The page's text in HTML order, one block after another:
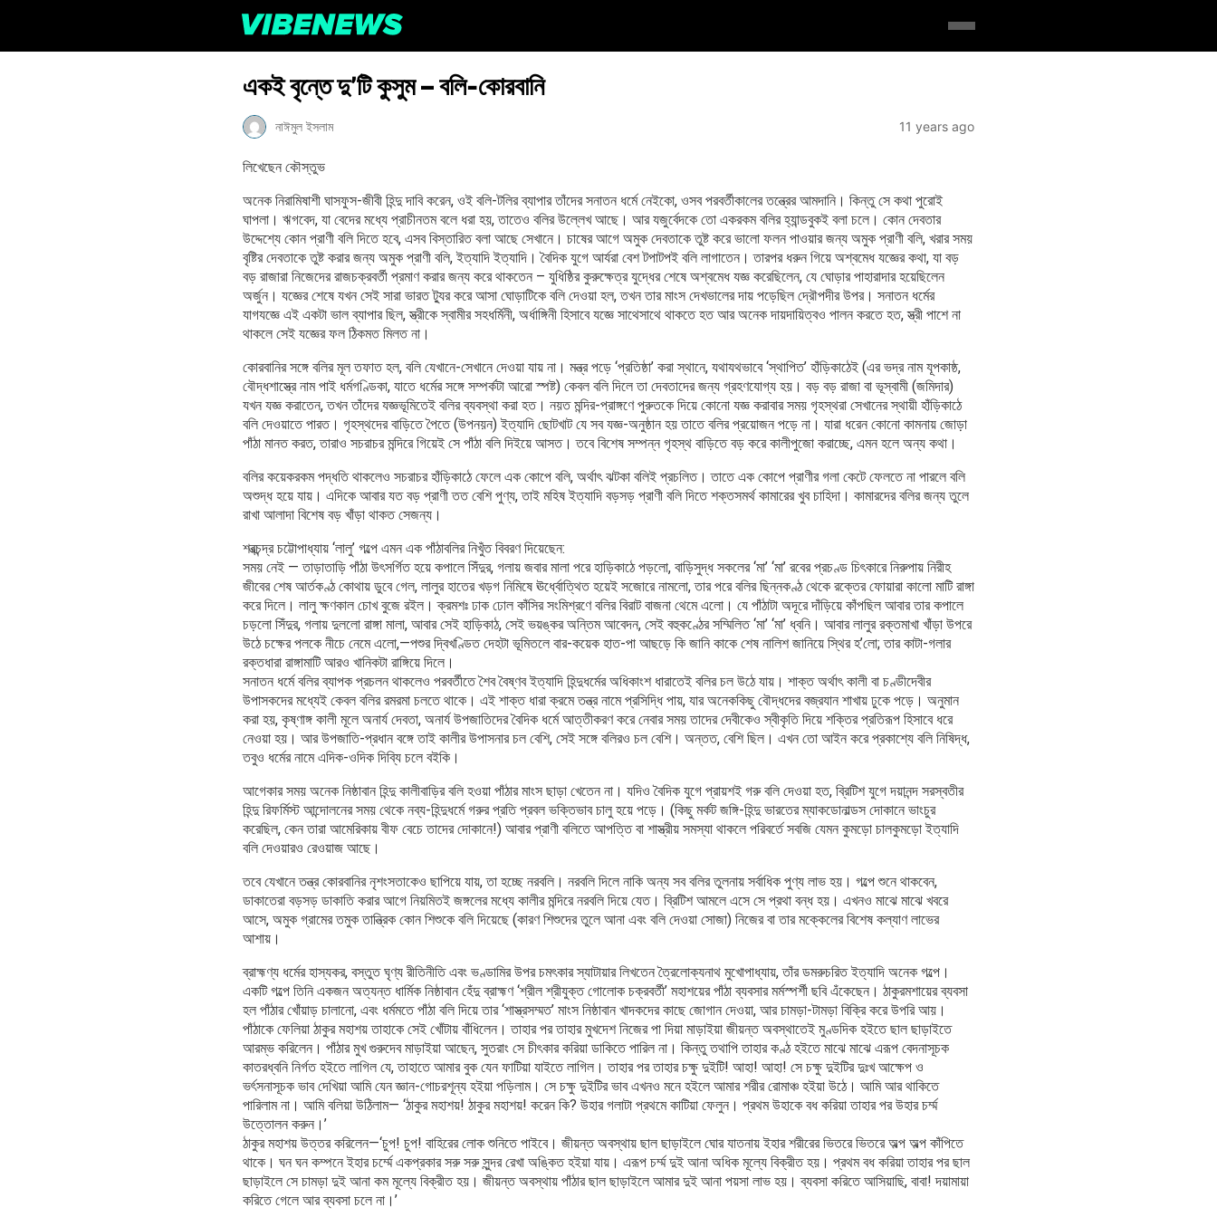
একই বৃন্তে দু’টি কুসুম – বলি-কোরবানি
নাঈমুল ইসলাম 11 years ago
লিখেছেন কৌস্তুভ
অনেক নিরামিষাশী ঘাসফুস-জীবী হিন্দু দাবি করেন, ওই বলি-টলির ব্যাপার তাঁদের সনাতন ধর্মে নেইকো, ওসব পরবর্তীকালের তন্ত্রের আমদানি। কিন্তু সে কথা পুরোই
ঘাপলা। ঋগবেদ, যা বেদের মধ্যে প্রাচীনতম বলে ধরা হয়, তাতেও বলির উল্লেখ আছে। আর যজুর্বেদকে তো একরকম বলির হ্যান্ডবুকই বলা চলে। কোন দেবতার
উদ্দেশ্যে কোন প্রাণী বলি দিতে হবে, এসব বিস্তারিত বলা আছে সেখানে। চাষের আগে অমুক দেবতাকে তুষ্ট করে ভালো ফলন পাওয়ার জন্য অমুক প্রাণী বলি, খরার সময়
বৃষ্টির দেবতাকে তুষ্ট করার জন্য অমুক প্রাণী বলি, ইত্যাদি ইত্যাদি। বৈদিক যুগে আর্যরা বেশ টপাটপই বলি লাগাতেন। তারপর ধরুন গিয়ে অশ্বমেধ যজ্ঞের কথা, যা বড়
বড় রাজারা নিজেদের রাজচক্রবর্তী প্রমাণ করার জন্য করে থাকতেন – যুধিষ্ঠির কুরুক্ষেত্র যুদ্ধের শেষে অশ্বমেধ যজ্ঞ করেছিলেন, যে ঘোড়ার পাহারাদার হয়েছিলেন
অর্জুন। যজ্ঞের শেষে যখন সেই সারা ভারত ট্যুর করে আসা ঘোড়াটিকে বলি দেওয়া হল, তখন তার মাংস দেখভালের দায় পড়েছিল দ্রৌপদীর উপর। সনাতন ধর্মের
যাগযজ্ঞে এই একটা ভাল ব্যাপার ছিল, স্ত্রীকে স্বামীর সহধর্মিনী, অর্ধাঙ্গিনী হিসাবে যজ্ঞে সাথেসাথে থাকতে হত আর অনেক দায়দায়িত্বও পালন করতে হত, স্ত্রী পাশে না
থাকলে সেই যজ্ঞের ফল ঠিকমত মিলত না।
কোরবানির সঙ্গে বলির মূল তফাত হল, বলি যেখানে-সেখানে দেওয়া যায় না। মন্ত্র পড়ে ‘প্রতিষ্ঠা’ করা স্থানে, যথাযথভাবে ‘স্থাপিত’ হাঁড়িকাঠেই (এর ভদ্র নাম যূপকাষ্ঠ,
বৌদ্ধশাস্ত্রে নাম পাই ধর্মগণ্ডিকা, যাতে ধর্মের সঙ্গে সম্পর্কটা আরো স্পষ্ট) কেবল বলি দিলে তা দেবতাদের জন্য গ্রহণযোগ্য হয়। বড় বড় রাজা বা ভূস্বামী (জমিদার)
যখন যজ্ঞ করাতেন, তখন তাঁদের যজ্ঞভূমিতেই বলির ব্যবস্থা করা হত। নয়ত মন্দির-প্রাঙ্গণে পুরুতকে দিয়ে কোনো যজ্ঞ করাবার সময় গৃহস্থরা সেখানের স্থায়ী হাঁড়িকাঠে
বলি দেওয়াতে পারত। গৃহস্থদের বাড়িতে পৈতে (উপনয়ন) ইত্যাদি ছোটখাট যে সব যজ্ঞ-অনুষ্ঠান হয় তাতে বলির প্রয়োজন পড়ে না। যারা ধরেন কোনো কামনায় জোড়া
পাঁঠা মানত করত, তারাও সচরাচর মন্দিরে গিয়েই সে পাঁঠা বলি দিইয়ে আসত। তবে বিশেষ সম্পন্ন গৃহস্থ বাড়িতে বড় করে কালীপুজো করাচ্ছে, এমন হলে অন্য কথা।
বলির কয়েকরকম পদ্ধতি থাকলেও সচরাচর হাঁড়িকাঠে ফেলে এক কোপে বলি, অর্থাৎ ঝটকা বলিই প্রচলিত। তাতে এক কোপে প্রাণীর গলা কেটে ফেলতে না পারলে বলি
অশুদ্ধ হয়ে যায়। এদিকে আবার যত বড় প্রাণী তত বেশি পুণ্য, তাই মহিষ ইত্যাদি বড়সড় প্রাণী বলি দিতে শক্তসমর্থ কামারের খুব চাহিদা। কামারদের বলির জন্য তুলে
রাখা আলাদা বিশেষ বড় খাঁড়া থাকত সেজন্য।
শরত্চন্দ্র চট্টোপাধ্যায় ‘লালু’ গল্পে এমন এক পাঁঠাবলির নিখুঁত বিবরণ দিয়েছেন:
সময় নেই — তাড়াতাড়ি পাঁঠা উৎসর্গিত হয়ে কপালে সিঁদুর, গলায় জবার মালা পরে হাড়িকাঠে পড়লো, বাড়িসুদ্ধ সকলের ‘মা’ ‘মা’ রবের প্রচণ্ড চিৎকারে নিরুপায় নিরীহ
জীবের শেষ আর্তকণ্ঠ কোথায় ডুবে গেল, লালুর হাতের খড়গ নিমিষে ঊর্ধ্বোত্থিত হয়েই সজোরে নামলো, তার পরে বলির ছিন্নকণ্ঠ থেকে রক্তের ফোয়ারা কালো মাটি রাঙ্গা
করে দিলে। লালু ক্ষণকাল চোখ বুজে রইল। ক্রমশঃ ঢাক ঢোল কাঁসির সংমিশ্রণে বলির বিরাট বাজনা থেমে এলো। যে পাঁঠাটা অদূরে দাঁড়িয়ে কাঁপছিল আবার তার কপালে
চড়লো সিঁদুর, গলায় দুললো রাঙ্গা মালা, আবার সেই হাড়িকাঠ, সেই ভয়ঙ্কর অন্তিম আবেদন, সেই বহুকণ্ঠের সম্মিলিত ‘মা’ ‘মা’ ধ্বনি। আবার লালুর রক্তমাখা খাঁড়া উপরে
উঠে চক্ষের পলকে নীচে নেমে এলো,—পশুর দ্বিখণ্ডিত দেহটা ভূমিতলে বার-কয়েক হাত-পা আছড়ে কি জানি কাকে শেষ নালিশ জানিয়ে স্থির হ’লো; তার কাটা-গলার
রক্তধারা রাঙ্গামাটি আরও খানিকটা রাঙ্গিয়ে দিলে।
সনাতন ধর্মে বলির ব্যাপক প্রচলন থাকলেও পরবর্তীতে শৈব বৈষ্ণব ইত্যাদি হিন্দুধর্মের অধিকাংশ ধারাতেই বলির চল উঠে যায়। শাক্ত অর্থাৎ কালী বা চণ্ডীদেবীর
উপাসকদের মধ্যেই কেবল বলির রমরমা চলতে থাকে। এই শাক্ত ধারা ক্রমে তন্ত্র নামে প্রসিদ্ধি পায়, যার অনেককিছু বৌদ্ধদের বজ্রযান শাখায় ঢুকে পড়ে। অনুমান
করা হয়, কৃষ্ণাঙ্গ কালী মূলে অনার্য দেবতা, অনার্য উপজাতিদের বৈদিক ধর্মে আত্তীকরণ করে নেবার সময় তাদের দেবীকেও স্বীকৃতি দিয়ে শক্তির প্রতিরূপ হিসাবে ধরে
নেওয়া হয়। আর উপজাতি-প্রধান বঙ্গে তাই কালীর উপাসনার চল বেশি, সেই সঙ্গে বলিরও চল বেশি। অন্তত, বেশি ছিল। এখন তো আইন করে প্রকাশ্যে বলি নিষিদ্ধ,
তবুও ধর্মের নামে এদিক-ওদিক দিব্যি চলে বইকি।
আগেকার সময় অনেক নিষ্ঠাবান হিন্দু কালীবাড়ির বলি হওয়া পাঁঠার মাংস ছাড়া খেতেন না। যদিও বৈদিক যুগে প্রায়শই গরু বলি দেওয়া হত, ব্রিটিশ যুগে দয়ানন্দ সরস্বতীর
হিন্দু রিফর্মিস্ট আন্দোলনের সময় থেকে নব্য-হিন্দুধর্মে গরুর প্রতি প্রবল ভক্তিভাব চালু হয়ে পড়ে। (কিছু মর্কট জঙ্গি-হিন্দু ভারতের ম্যাকডোনাল্ডস দোকানে ভাংচুর
করেছিল, কেন তারা আমেরিকায় বীফ বেচে তাদের দোকানে!) আবার প্রাণী বলিতে আপত্তি বা শাস্ত্রীয় সমস্যা থাকলে পরিবর্তে সবজি যেমন কুমড়ো চালকুমড়ো ইত্যাদি
বলি দেওয়ারও রেওয়াজ আছে।
তবে যেখানে তন্ত্র কোরবানির নৃশংসতাকেও ছাপিয়ে যায়, তা হচ্ছে নরবলি। নরবলি দিলে নাকি অন্য সব বলির তুলনায় সর্বাধিক পুণ্য লাভ হয়। গল্পে শুনে থাকবেন,
ডাকাতেরা বড়সড় ডাকাতি করার আগে নিয়মিতই জঙ্গলের মধ্যে কালীর মন্দিরে নরবলি দিয়ে যেত। ব্রিটিশ আমলে এসে সে প্রথা বন্ধ হয়। এখনও মাঝে মাঝে খবরে
আসে, অমুক গ্রামের তমুক তান্ত্রিক কোন শিশুকে বলি দিয়েছে (কারণ শিশুদের তুলে আনা এবং বলি দেওয়া সোজা) নিজের বা তার মক্কেলের বিশেষ কল্যাণ লাভের
আশায়।
ব্রাহ্মণ্য ধর্মের হাস্যকর, বস্তুত ঘৃণ্য রীতিনীতি এবং ভণ্ডামির উপর চমৎকার স্যাটায়ার লিখতেন ত্রৈলোক্যনাথ মুখোপাধ্যায়, তাঁর ডমরুচরিত ইত্যাদি অনেক গল্পে।
একটি গল্পে তিনি একজন অত্যন্ত ধার্মিক নিষ্ঠাবান হেঁদু ব্রাহ্মণ ‘শ্রীল শ্রীযুক্ত গোলোক চক্রবর্তী’ মহাশয়ের পাঁঠা ব্যবসার মর্মস্পর্শী ছবি এঁকেছেন। ঠাকুরমশায়ের ব্যবসা
হল পাঁঠার খোঁয়াড় চালানো, এবং ধর্মমতে পাঁঠা বলি দিয়ে তার ‘শাস্ত্রসম্মত’ মাংস নিষ্ঠাবান খাদকদের কাছে জোগান দেওয়া, আর চামড়া-টামড়া বিক্রি করে উপরি আয়।
পাঁঠাকে ফেলিয়া ঠাকুর মহাশয় তাহাকে সেই খোঁটায় বাঁধিলেন। তাহার পর তাহার মুখদেশ নিজের পা দিয়া মাড়াইয়া জীয়ন্ত অবস্থাতেই মুণ্ডদিক হইতে ছাল ছাড়াইতে
আরম্ভ করিলেন। পাঁঠার মুখ গুরুদেব মাড়াইয়া আছেন, সুতরাং সে চীৎকার করিয়া ডাকিতে পারিল না। কিন্তু তথাপি তাহার কণ্ঠ হইতে মাঝে মাঝে এরূপ বেদনাসূচক
কাতরধ্বনি নির্গত হইতে লাগিল যে, তাহাতে আমার বুক যেন ফাটিয়া যাইতে লাগিল। তাহার পর তাহার চক্ষু দুইটি! আহা! আহা! সে চক্ষু দুইটির দুঃখ আক্ষেপ ও
ভর্ৎসনাসূচক ভাব দেখিয়া আমি যেন জ্ঞান-গোচরশূন্য হইয়া পড়িলাম। সে চক্ষু দুইটির ভাব এখনও মনে হইলে আমার শরীর রোমাঞ্চ হইয়া উঠে। আমি আর থাকিতে
পারিলাম না। আমি বলিয়া উঠিলাম— ‘ঠাকুর মহাশয়! ঠাকুর মহাশয়! করেন কি? উহার গলাটা প্রথমে কাটিয়া ফেলুন। প্রথম উহাকে বধ করিয়া তাহার পর উহার চর্ম্ম
উত্তোলন করুন।’
ঠাকুর মহাশয় উত্তর করিলেন—‘চুপ! চুপ! বাহিরের লোক শুনিতে পাইবে। জীয়ন্ত অবস্থায় ছাল ছাড়াইলে ঘোর যাতনায় ইহার শরীরের ভিতরে ভিতরে অল্প অল্প কাঁপিতে
থাকে। ঘন ঘন কম্পনে ইহার চর্ম্মে একপ্রকার সরু সরু সুন্দর রেখা অঙ্কিত হইয়া যায়। এরূপ চর্ম্ম দুই আনা অধিক মূল্যে বিক্রীত হয়। প্রথম বধ করিয়া তাহার পর ছাল
ছাড়াইলে সে চামড়া দুই আনা কম মূল্যে বিক্রীত হয়। জীয়ন্ত অবস্থায় পাঁঠার ছাল ছাড়াইলে আমার দুই আনা পয়সা লাভ হয়। ব্যবসা করিতে আসিয়াছি, বাবা! দয়ামায়া
করিতে গেলে আর ব্যবসা চলে না।’